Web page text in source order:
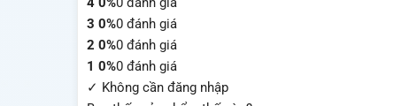
3 0%0 đánh giá
2 0%0 đánh giá
1 0%0 đánh giá
✓ Không cần đăng nhập